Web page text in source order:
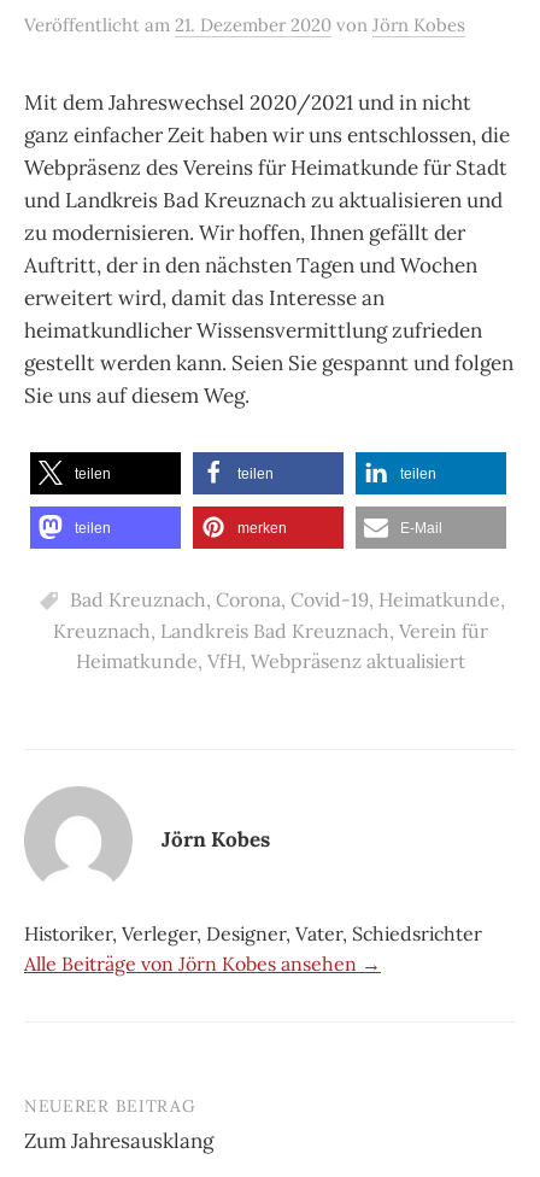
Veröffentlicht am 21. Dezember 2020 von Jörn Kobes
Mit dem Jahreswechsel 2020/2021 und in nicht
ganz einfacher Zeit haben wir uns entschlossen, die
Webpräsenz des Vereins für Heimatkunde für Stadt
und Landkreis Bad Kreuznach zu aktualisieren und
zu modernisieren. Wir hoffen, Ihnen gefällt der
Auftritt, der in den nächsten Tagen und Wochen
erweitert wird, damit das Interesse an
heimatkundlicher Wissensvermittlung zufrieden
gestellt werden kann. Seien Sie gespannt und folgen
Sie uns auf diesem Weg.
teilen teilen teilen
teilen merken E-Mail
Bad Kreuznach, Corona, Covid-19, Heimatkunde,
Kreuznach, Landkreis Bad Kreuznach, Verein für
Heimatkunde, VfH, Webpräsenz aktualisiert
Jörn Kobes
Historiker, Verleger, Designer, Vater, Schiedsrichter
Alle Beiträge von Jörn Kobes ansehen →
Beitrags-
Navigation
NEUERER BEITRAG
Zum Jahresausklang